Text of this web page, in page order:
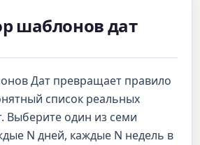
шаблонов дат
Дат превращает правило
список реальных
Выберите один из семи
N дней, каждые N недель в